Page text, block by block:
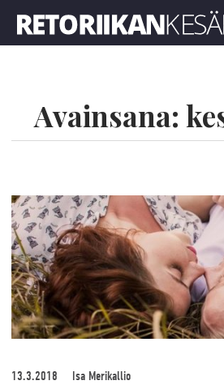
Avainsana:
13.3.2018 Isa Merikallio